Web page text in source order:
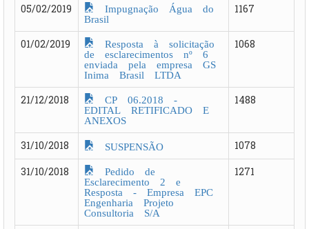
05/02/2019
Impugnação Água do
Brasil
1167
01/02/2019
Resposta à solicitação
de esclarecimentos nº 6
enviada pela empresa GS
Inima Brasil LTDA
1068
21/12/2018
CP 06.2018 -
EDITAL RETIFICADO E
ANEXOS
1488
31/10/2018 SUSPENSÃO
1078
31/10/2018
Pedido de
Esclarecimento 2 e
Resposta - Empresa EPC
Engenharia Projeto
Consultoria S/A
1271